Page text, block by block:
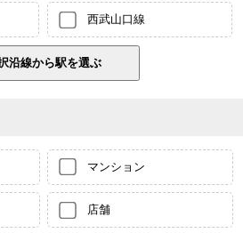
西武山口線
マンション
店舗